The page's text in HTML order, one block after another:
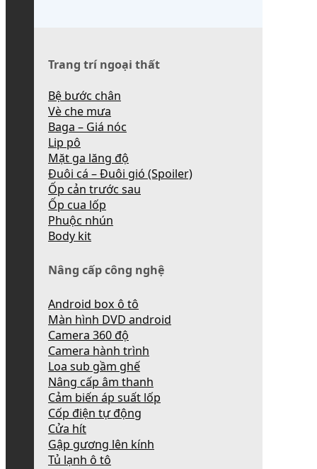
Trang trí ngoại thất
Bệ bước chân
Vè che mưa
Baga – Giá nóc
Lip pô
Mặt ga lăng độ
Đuôi cá – Đuôi gió (Spoiler)
Ốp cản trước sau
Ốp cua lốp
Phuộc nhún
Body kit
Nâng cấp công nghệ
Android box ô tô
Màn hình DVD android
Camera 360 độ
Camera hành trình
Loa sub gầm ghế
Nâng cấp âm thanh
Cảm biến áp suất lốp
Cốp điện tự động
Cửa hít
Gập gương lên kính
Tủ lạnh ô tô